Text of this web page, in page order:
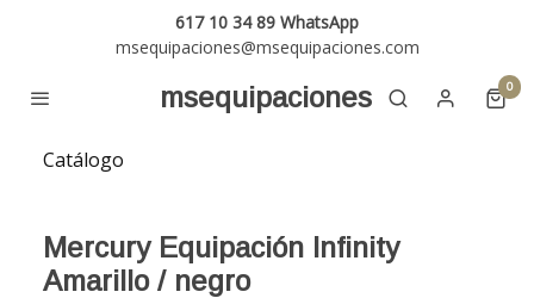
617 10 34 89 WhatsApp
msequipaciones@msequipaciones.com
msequipaciones 0
Catálogo
Mercury Equipación Infinity
Amarillo / negro